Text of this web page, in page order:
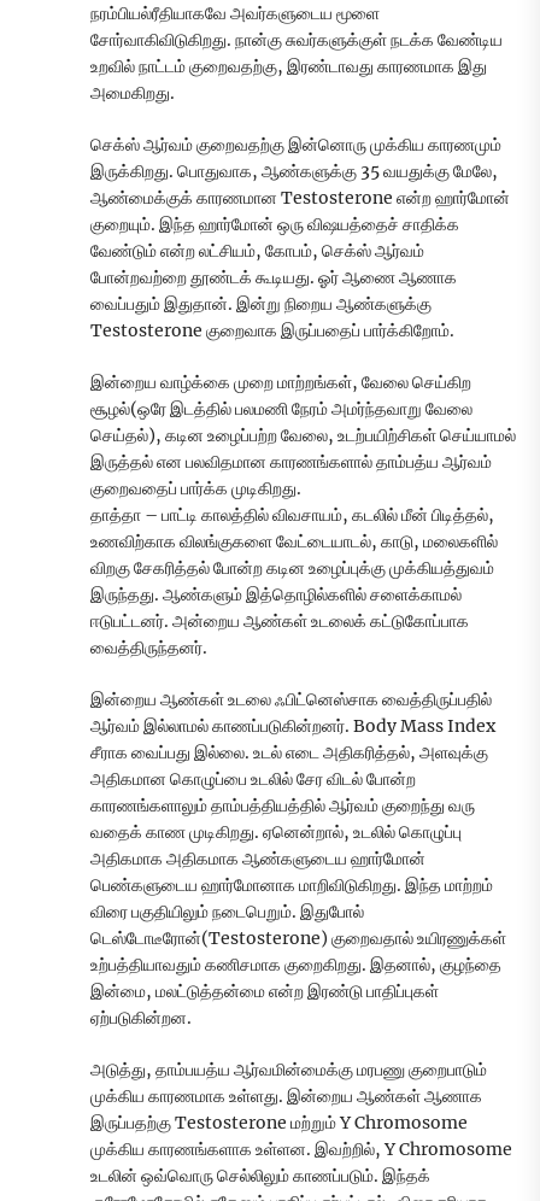
நரம்பியல்ரீதியாகவே அவர்களுடைய மூளை
சோர்வாகிவிடுகிறது. நான்கு சுவர்களுக்குள் நடக்க வேண்டிய
உறவில் நாட்டம் குறைவதற்கு, இரண்டாவது காரணமாக இது
அமைகிறது.
செக்ஸ் ஆர்வம் குறைவதற்கு இன்னொரு முக்கிய காரணமும்
இருக்கிறது. பொதுவாக, ஆண்களுக்கு 35 வயதுக்கு மேலே,
ஆண்மைக்குக் காரணமான Testosterone என்ற ஹார்மோன்
குறையும். இந்த ஹார்மோன் ஒரு விஷயத்தைச் சாதிக்க
வேண்டும் என்ற லட்சியம், கோபம், செக்ஸ் ஆர்வம்
போன்றவற்றை தூண்டக் கூடியது. ஓர் ஆணை ஆணாக
வைப்பதும் இதுதான். இன்று நிறைய ஆண்களுக்கு
Testosterone குறைவாக இருப்பதைப் பார்க்கிறோம்.
இன்றைய வாழ்க்கை முறை மாற்றங்கள், வேலை செய்கிற
சூழல்(ஒரே இடத்தில் பலமணி நேரம் அமர்ந்தவாறு வேலை
செய்தல்), கடின உழைப்பற்ற வேலை, உடற்பயிற்சிகள் செய்யாமல்
இருத்தல் என பலவிதமான காரணங்களால் தாம்பத்ய ஆர்வம்
குறைவதைப் பார்க்க முடிகிறது.
தாத்தா – பாட்டி காலத்தில் விவசாயம், கடலில் மீன் பிடித்தல்,
உணவிற்காக விலங்குகளை வேட்டையாடல், காடு, மலைகளில்
விறகு சேகரித்தல் போன்ற கடின உழைப்புக்கு முக்கியத்துவம்
இருந்தது. ஆண்களும் இத்தொழில்களில் சளைக்காமல்
ஈடுபட்டனர். அன்றைய ஆண்கள் உடலைக் கட்டுகோப்பாக
வைத்திருந்தனர்.
இன்றைய ஆண்கள் உடலை ஃபிட்னெஸ்சாக வைத்திருப்பதில்
ஆர்வம் இல்லாமல் காணப்படுகின்றனர். Body Mass Index
சீராக வைப்பது இல்லை. உடல் எடை அதிகரித்தல், அளவுக்கு
அதிகமான கொழுப்பை உடலில் சேர விடல் போன்ற
காரணங்களாலும் தாம்பத்தியத்தில் ஆர்வம் குறைந்து வரு
வதைக் காண முடிகிறது. ஏனென்றால், உடலில் கொழுப்பு
அதிகமாக அதிகமாக ஆண்களுடைய ஹார்மோன்
பெண்களுடைய ஹார்மோனாக மாறிவிடுகிறது. இந்த மாற்றம்
விரை பகுதியிலும் நடைபெறும். இதுபோல்
டெஸ்டோடீரோன்(Testosterone) குறைவதால் உயிரணுக்கள்
உற்பத்தியாவதும் கணிசமாக குறைகிறது. இதனால், குழந்தை
இன்மை, மலட்டுத்தன்மை என்ற இரண்டு பாதிப்புகள்
ஏற்படுகின்றன.
அடுத்து, தாம்பயத்ய ஆர்வமின்மைக்கு மரபணு குறைபாடும்
முக்கிய காரணமாக உள்ளது. இன்றைய ஆண்கள் ஆணாக
இருப்பதற்கு Testosterone மற்றும் Y Chromosome
முக்கிய காரணங்களாக உள்ளன. இவற்றில், Y Chromosome
உடலின் ஒவ்வொரு செல்லிலும் காணப்படும். இந்தக்